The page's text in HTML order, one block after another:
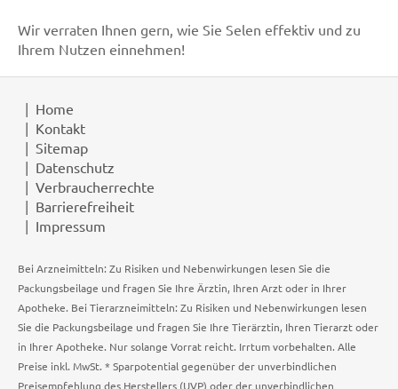
Wir verraten Ihnen gern, wie Sie Selen effektiv und zu
Ihrem Nutzen einnehmen!
Home
Kontakt
Sitemap
Datenschutz
Verbraucherrechte
Barrierefreiheit
Impressum
Bei Arzneimitteln: Zu Risiken und Nebenwirkungen lesen Sie die
Packungsbeilage und fragen Sie Ihre Ärztin, Ihren Arzt oder in Ihrer
Apotheke. Bei Tierarzneimitteln: Zu Risiken und Nebenwirkungen lesen
Sie die Packungsbeilage und fragen Sie Ihre Tierärztin, Ihren Tierarzt oder
in Ihrer Apotheke. Nur solange Vorrat reicht. Irrtum vorbehalten. Alle
Preise inkl. MwSt. * Sparpotential gegenüber der unverbindlichen
Preisempfehlung des Herstellers (UVP) oder der unverbindlichen